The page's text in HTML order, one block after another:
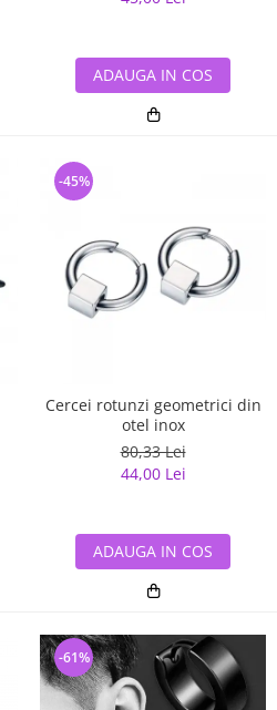
ADAUGA IN COS
Cercei rotunzi geometrici din
otel inox
80,33 Lei
44,00 Lei
-45%
ADAUGA IN COS
-61%